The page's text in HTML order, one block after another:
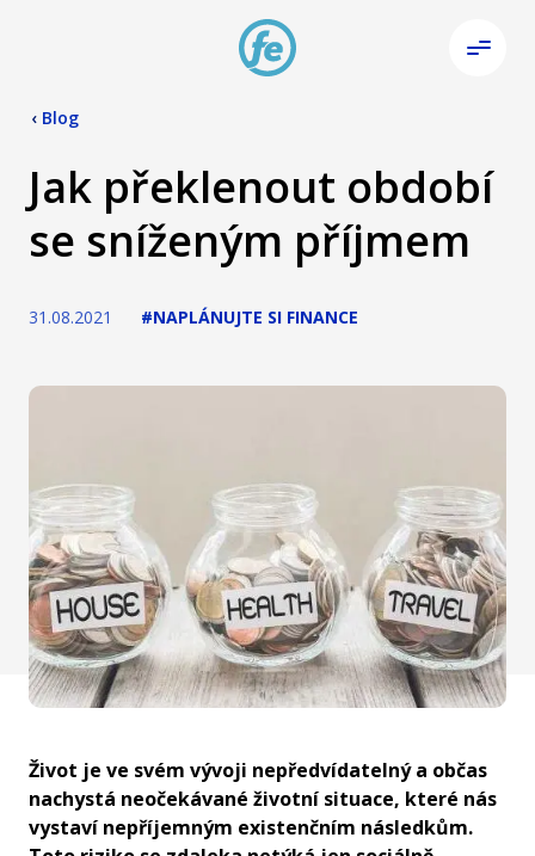
‹ Blog
Jak překlenout období
se sníženým příjmem
31.08.2021 #NAPLÁNUJTE SI FINANCE
Život je ve svém vývoji nepředvídatelný a občas
nachystá neočekávané životní situace, které nás
vystaví nepříjemným existenčním následkům.